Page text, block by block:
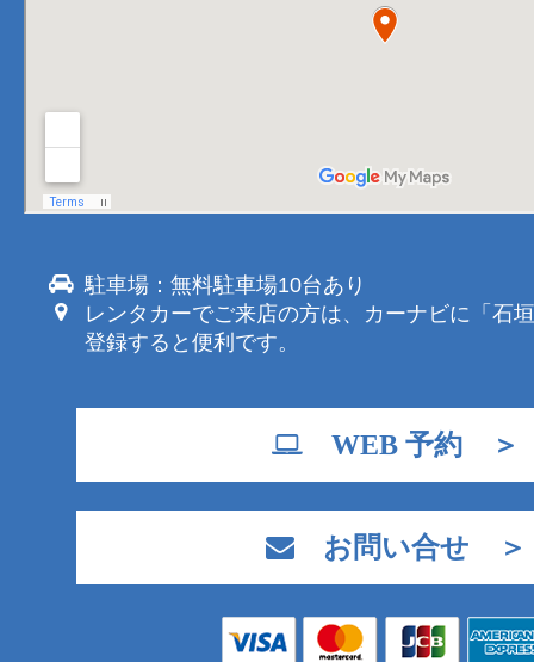
駐車場：無料駐車場10台あり
レンタカーでご来店の方は、カーナビに「石
登録すると便利です。
WEB 予約 ＞
お問い合せ ＞